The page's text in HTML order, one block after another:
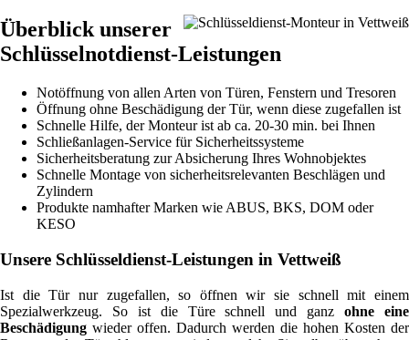
Überblick unserer
Schlüsselnotdienst-Leistungen
Notöffnung von allen Arten von Türen, Fenstern und Tresoren
Öffnung ohne Beschädigung der Tür, wenn diese zugefallen ist
Schnelle Hilfe, der Monteur ist ab ca. 20-30 min. bei Ihnen
Schließanlagen-Service für Sicherheitssysteme
Sicherheitsberatung zur Absicherung Ihres Wohnobjektes
Schnelle Montage von sicherheitsrelevanten Beschlägen und
Zylindern
Produkte namhafter Marken wie ABUS, BKS, DOM oder
KESO
Unsere Schlüsseldienst-Leistungen in Vettweiß
Ist die Tür nur zugefallen, so öffnen wir sie schnell mit einem
Spezialwerkzeug. So ist die Türe schnell und ganzohne eine
Beschädigung wieder offen. Dadurch werden die hohen Kosten der